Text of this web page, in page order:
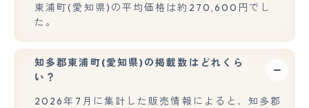
東浦町(愛知県)の平均価格は約270,600円でし
た。
知多郡東浦町(愛知県)の掲載数はどれくら
い？
2026年7月に集計した販売情報によると、知多郡